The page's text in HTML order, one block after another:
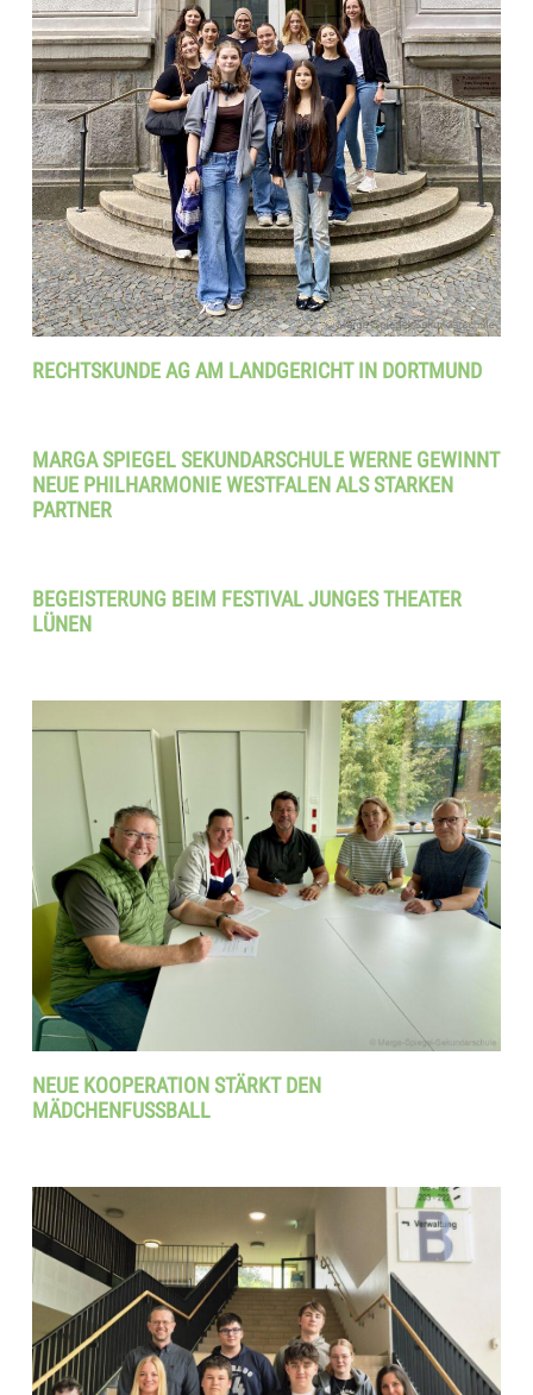
RECHTSKUNDE AG AM LANDGERICHT IN DORTMUND
MARGA SPIEGEL SEKUNDARSCHULE WERNE GEWINNT
NEUE PHILHARMONIE WESTFALEN ALS STARKEN
PARTNER
BEGEISTERUNG BEIM FESTIVAL JUNGES THEATER
LÜNEN
NEUE KOOPERATION STÄRKT DEN
MÄDCHENFUSSBALL